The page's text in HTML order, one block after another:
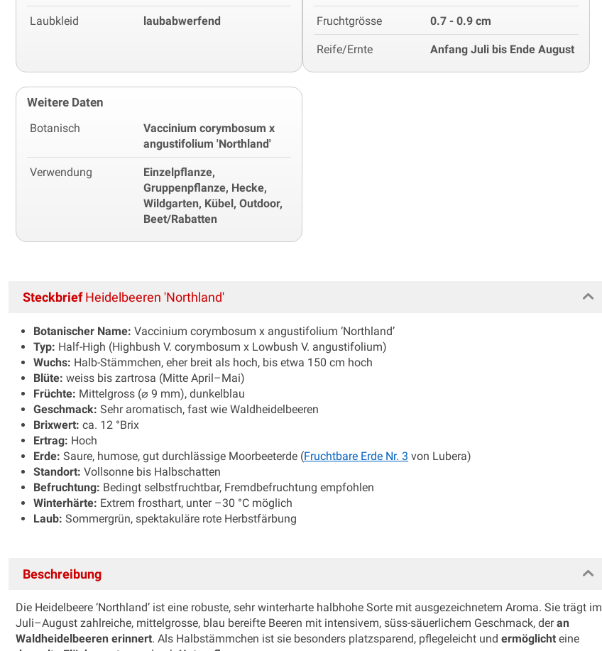
Laubkleid laubabwerfend Fruchtgrösse 0.7 - 0.9 cm
Reife/Ernte Anfang Juli bis Ende August
Weitere Daten
Botanisch
Vaccinium corymbosum x
angustifolium 'Northland'
Verwendung
Einzelpflanze,
Gruppenpflanze, Hecke,
Wildgarten, Kübel, Outdoor,
Beet/Rabatten
SteckbriefHeidelbeeren 'Northland'
Botanischer Name: Vaccinium corymbosum x angustifolium ‘Northland’
Typ: Half-High (Highbush V. corymbosum x Lowbush V. angustifolium)
Wuchs: Halb-Stämmchen, eher breit als hoch, bis etwa 150 cm hoch
Blüte: weiss bis zartrosa (Mitte April–Mai)
Früchte: Mittelgross (⌀ 9 mm), dunkelblau
Geschmack: Sehr aromatisch, fast wie Waldheidelbeeren
Brixwert: ca. 12 °Brix
Ertrag: Hoch
Erde: Saure, humose, gut durchlässige Moorbeeterde (Fruchtbare Erde Nr. 3 von Lubera)
Standort: Vollsonne bis Halbschatten
Befruchtung: Bedingt selbstfruchtbar, Fremdbefruchtung empfohlen
Winterhärte: Extrem frosthart, unter –30 °C möglich
Laub: Sommergrün, spektakuläre rote Herbstfärbung
Beschreibung
Die Heidelbeere ‘Northland’ ist eine robuste, sehr winterharte halbhohe Sorte mit ausgezeichnetem Aroma. Sie trägt im
Juli–August zahlreiche, mittelgrosse, blau bereifte Beeren mit intensivem, süss-säuerlichem Geschmack, deran
Waldheidelbeeren erinnert. Als Halbstämmchen ist sie besonders platzsparend, pflegeleicht und ermöglicht eine